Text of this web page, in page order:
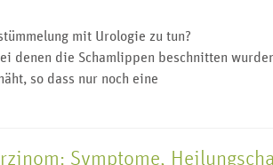
mit Urologie zu tun?
denen die Schamlippen beschnitten
so dass nur noch eine
Symptome,